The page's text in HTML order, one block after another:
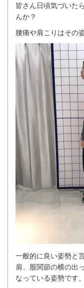
皆さん日頃気づいた
んか？
腰痛や肩こりはその
一般的に良い姿勢と
肩、股関節の横の出
なっている姿勢です。